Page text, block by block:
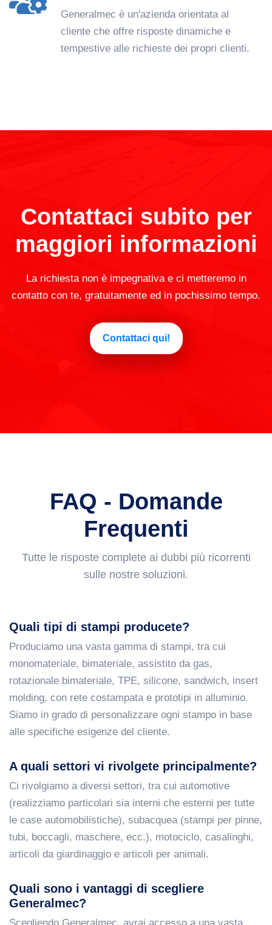
Generalmec è un'azienda orientata al
cliente che offre risposte dinamiche e
tempestive alle richieste dei propri clienti.
Contattaci subito per
maggiori informazioni
La richiesta non è impegnativa e ci metteremo in
contatto con te, gratuitamente ed in pochissimo tempo.
Contattaci qui!
FAQ - Domande
Frequenti
Tutte le risposte complete ai dubbi più ricorrenti
sulle nostre soluzioni.
Quali tipi di stampi producete?
Produciamo una vasta gamma di stampi, tra cui
monomateriale, bimateriale, assistito da gas,
rotazionale bimateriale, TPE, silicone, sandwich, insert
molding, con rete costampata e prototipi in alluminio.
Siamo in grado di personalizzare ogni stampo in base
alle specifiche esigenze del cliente.
A quali settori vi rivolgete principalmente?
Ci rivolgiamo a diversi settori, tra cui automotive
(realizziamo particolari sia interni che esterni per tutte
le case automobilistiche), subacquea (stampi per pinne,
tubi, boccagli, maschere, ecc.), motociclo, casalinghi,
articoli da giardinaggio e articoli per animali.
Quali sono i vantaggi di scegliere
Generalmec?